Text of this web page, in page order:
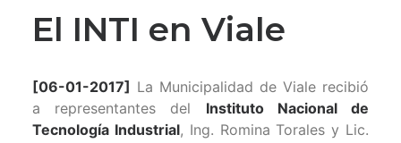
El INTI en Viale
[06-01-2017] La Municipalidad de Viale recibió
a representantes del Instituto Nacional de
Tecnología Industrial, Ing. Romina Torales y Lic.